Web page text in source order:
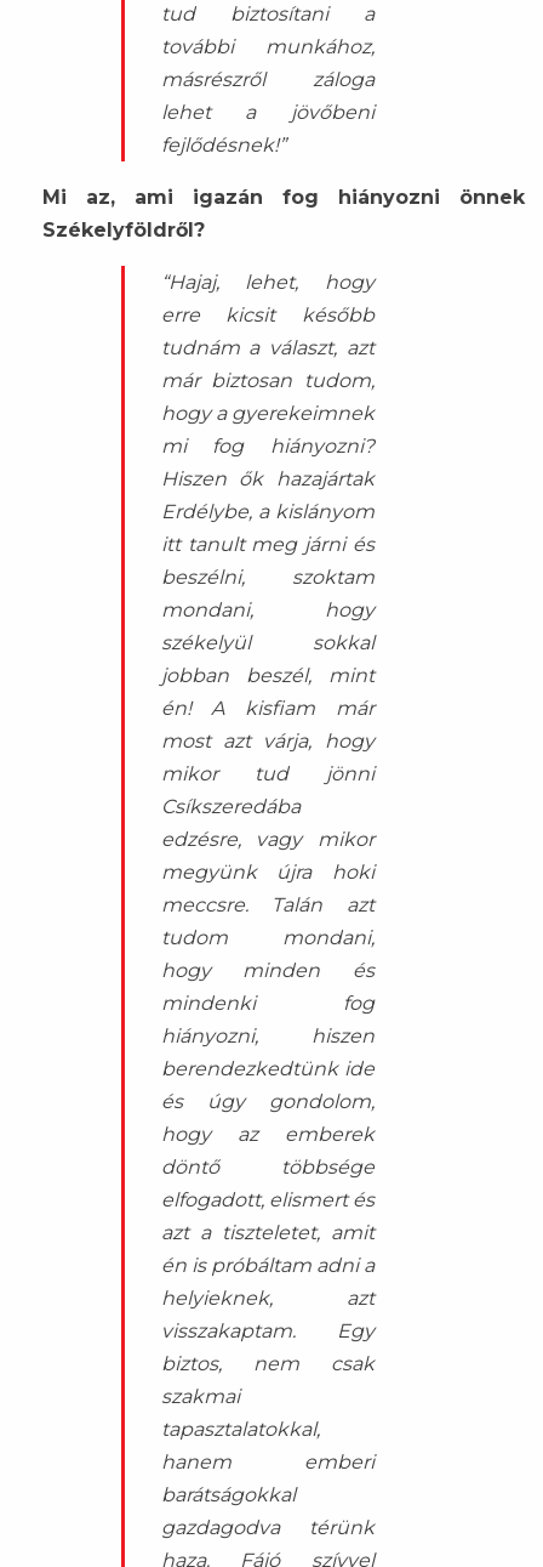
tud biztosítani a
további munkához,
másrészről záloga
lehet a jövőbeni
fejlődésnek!”
Mi az, ami igazán fog hiányozni önnek
Székelyföldről?
“Hajaj, lehet, hogy
erre kicsit később
tudnám a választ, azt
már biztosan tudom,
hogy a gyerekeimnek
mi fog hiányozni?
Hiszen ők hazajártak
Erdélybe, a kislányom
itt tanult meg járni és
beszélni, szoktam
mondani, hogy
székelyül sokkal
jobban beszél, mint
én! A kisfiam már
most azt várja, hogy
mikor tud jönni
Csíkszeredába
edzésre, vagy mikor
megyünk újra hoki
meccsre. Talán azt
tudom mondani,
hogy minden és
mindenki fog
hiányozni, hiszen
berendezkedtünk ide
és úgy gondolom,
hogy az emberek
döntő többsége
elfogadott, elismert és
azt a tiszteletet, amit
én is próbáltam adni a
helyieknek, azt
visszakaptam. Egy
biztos, nem csak
szakmai
tapasztalatokkal,
hanem emberi
barátságokkal
gazdagodva térünk
haza. Fájó szívvel